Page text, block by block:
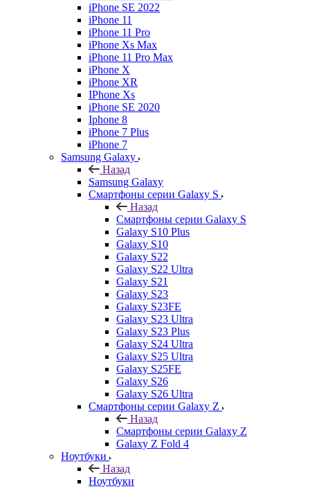
iPhone SE 2022
iPhone 11
iPhone 11 Pro
iPhone Xs Max
iPhone 11 Pro Max
iPhone X
iPhone XR
IPhone Xs
iPhone SE 2020
Iphone 8
iPhone 7 Plus
iPhone 7
Samsung Galaxy
Назад
Samsung Galaxy
Смартфоны серии Galaxy S
Назад
Смартфоны серии Galaxy S
Galaxy S10 Plus
Galaxy S10
Galaxy S22
Galaxy S22 Ultra
Galaxy S21
Galaxy S23
Galaxy S23FE
Galaxy S23 Ultra
Galaxy S23 Plus
Galaxy S24 Ultra
Galaxy S25 Ultra
Galaxy S25FE
Galaxy S26
Galaxy S26 Ultra
Смартфоны серии Galaxy Z
Назад
Смартфоны серии Galaxy Z
Galaxy Z Fold 4
Ноутбуки
Назад
Ноутбуки